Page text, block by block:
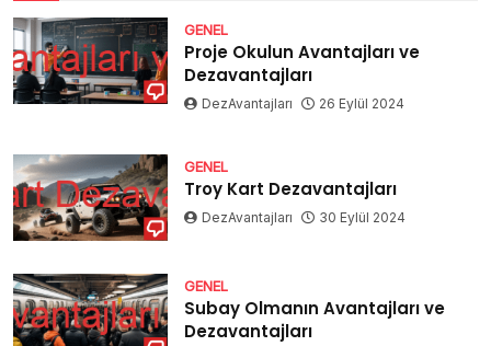
GENEL
Proje Okulun Avantajları ve
Dezavantajları
DezAvantajları 26 Eylül 2024
GENEL
Troy Kart Dezavantajları
DezAvantajları 30 Eylül 2024
GENEL
Subay Olmanın Avantajları ve
Dezavantajları